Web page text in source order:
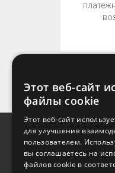
ГАРАНТИЯ
Лучшую цену можно
бронировании на
УЗНАТЬ ЦЕНУ И
карта
Этот веб-сайт
файлы cookie
Этот веб-сайт
для улучшения
пользователем.
вы соглашаетесь на
файлов cookie в